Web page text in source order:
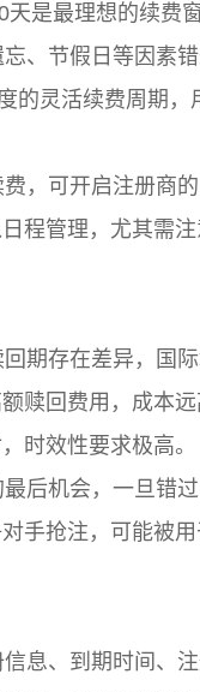
天是最理想的续费
、节假日等因素
的灵活续费周期，
，可开启注册商
程管理，尤其需
期存在差异，国
赎回费用，成本
时效性要求极高。
后机会，一旦错
手抢注，可能被
息、到期时间、